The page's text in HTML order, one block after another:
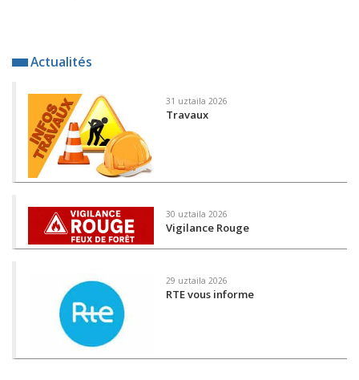
Actualités
31 uztaila 2026
Travaux
30 uztaila 2026
Vigilance Rouge
29 uztaila 2026
RTE vous informe